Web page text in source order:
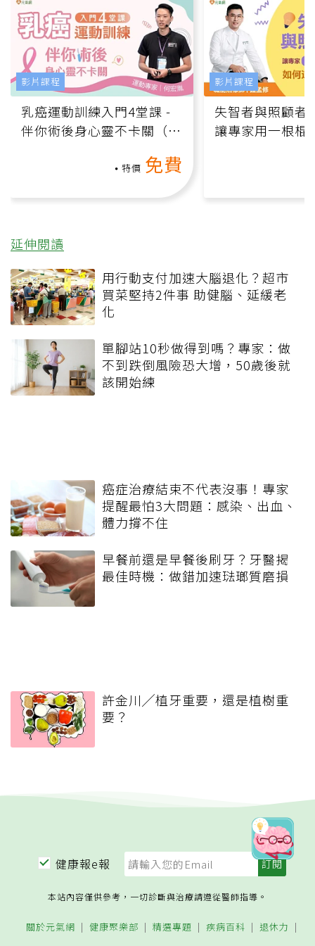
乳癌運動訓練入門4堂課 -
伴你術後身心靈不卡關（線
特價 免費
影片課程
失智者與照顧者
讓專家用一根棍
影片課程
延伸閱讀
用行動支付加速大腦退化？超市
買菜堅持2件事 助健腦、延緩老
化
單腳站10秒做得到嗎？專家：做
不到跌倒風險恐大增，50歲後就
該開始練
癌症治療結束不代表沒事！專家
提醒最怕3大問題：感染、出血、
體力撐不住
早餐前還是早餐後刷牙？牙醫揭
最佳時機：做錯加速琺瑯質磨損
許金川╱植牙重要，還是植樹重
要？
健康報e報
本站內容僅供參考，一切診斷與治療請遵從醫師指導。
關於元氣網 健康聚樂部 精選專題 疾病百科
退休力